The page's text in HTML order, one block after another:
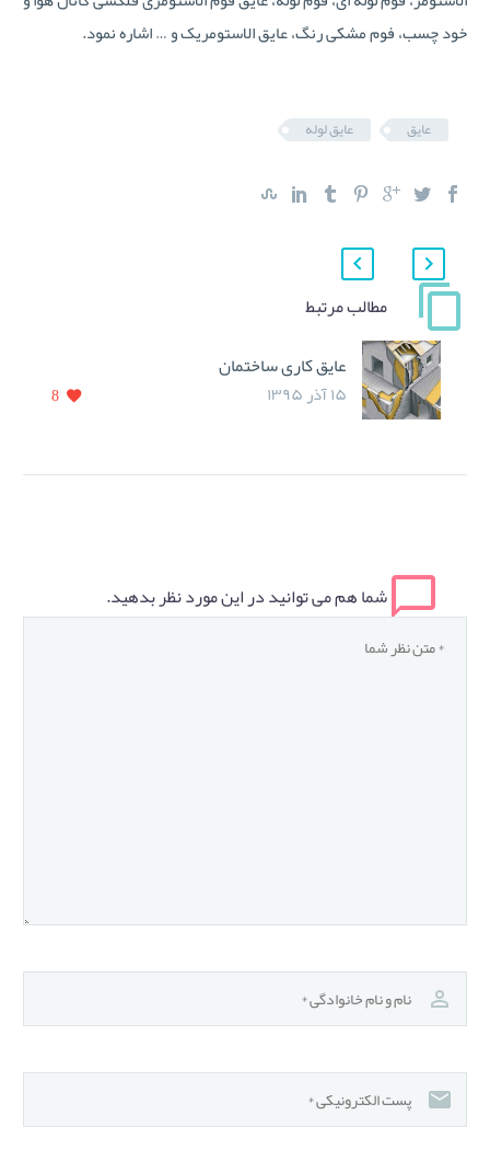
خود چسب، فوم مشکی رنگ، عایق الاستومریک و … اشاره نمود.
عایق عایق لوله
مطالب مرتبط
عایق کاری ساختمان
8 ۱۵ آذر ۱۳۹۵
شما هم می توانید در این مورد نظر بدهید.